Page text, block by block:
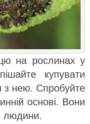
на рослинах у
купувати
з нею. Спробуйте
основі. Вони
людини.